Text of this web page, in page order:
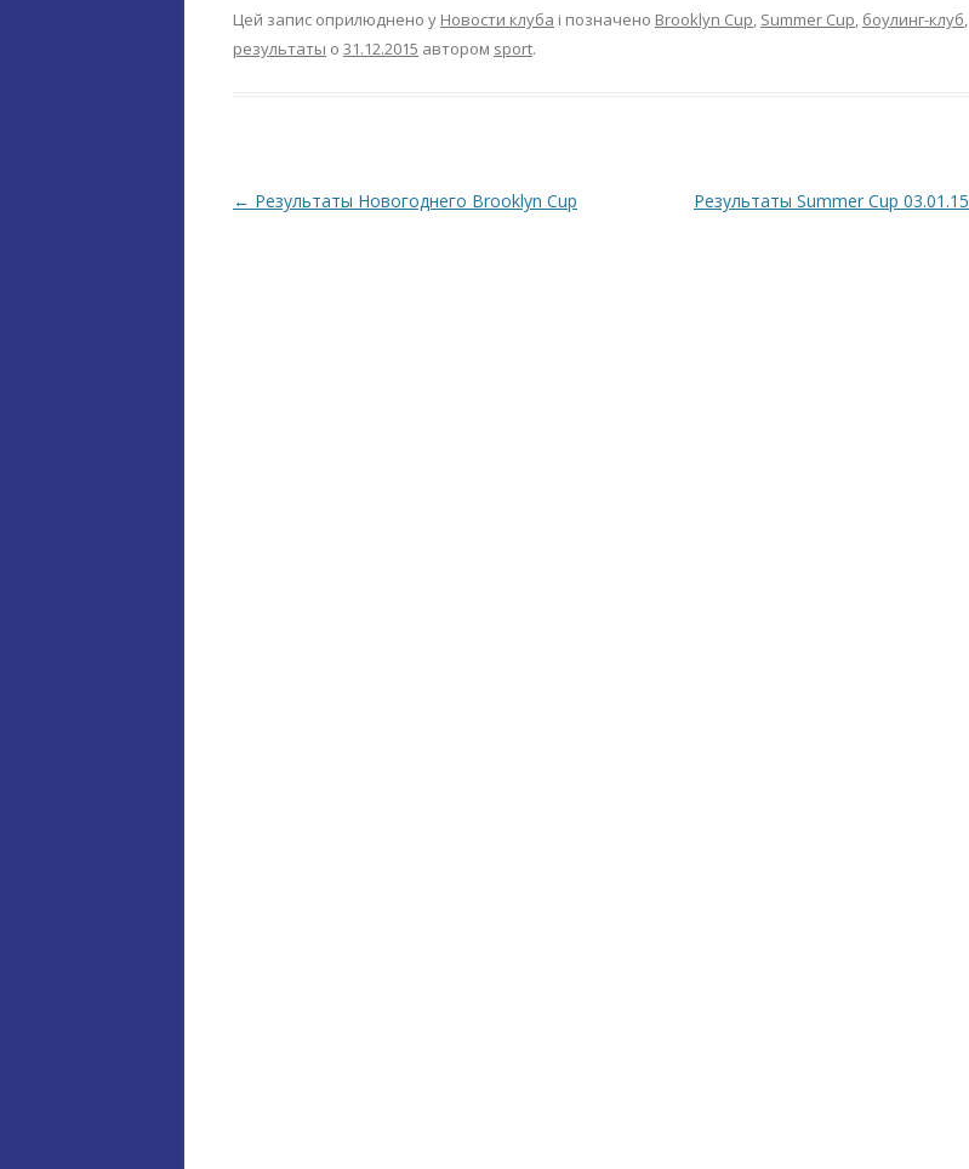
Цей запис оприлюднено у Новости клуба і позначено Brooklyn Cup, Summer Cup, боулинг-клуб,
результаты о 31.12.2015 автором sport.
Навігація по запису
← Результаты Новогоднего Brooklyn Cup Результаты Summer Cup 03.01.15